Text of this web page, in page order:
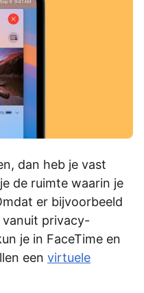
dan heb je vast
de ruimte waarin je
er bijvoorbeeld
privacy-
je in FaceTime en
een virtuele